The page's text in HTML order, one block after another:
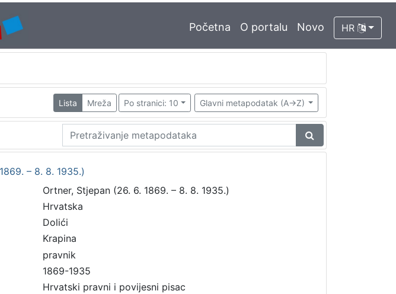
Početna O portalu Novo HR
Lista Mreža Po stranici: 10 Glavni metapodatak (A->Z)
– 8. 8. 1935.)
Ortner, Stjepan (26. 6. 1869. – 8. 8. 1935.)
Hrvatska
Dolići
Krapina
pravnik
1869-1935
Hrvatski pravni i povijesni pisac